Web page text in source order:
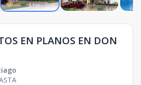
EN PLANOS EN DON